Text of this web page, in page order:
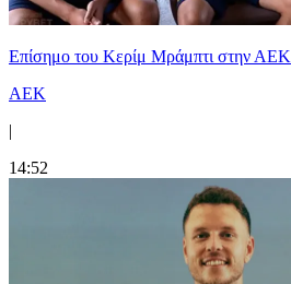
Επίσημο του Κερίμ Μράμπτι στην ΑΕK
ΑΕΚ
|
14:52